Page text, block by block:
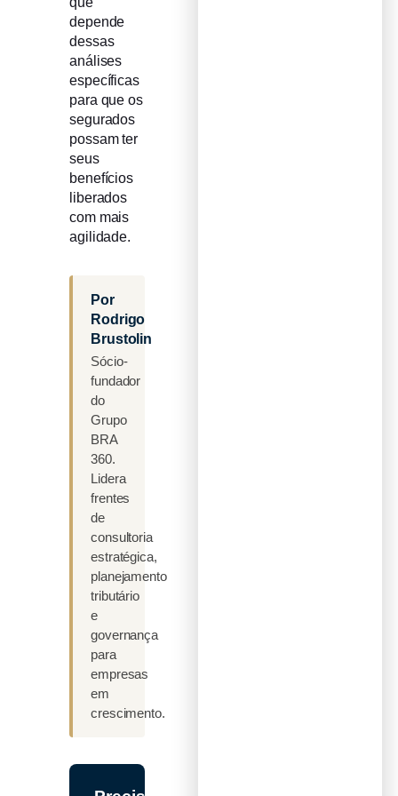
depende
dessas
análises
específicas
para que os
segurados
possam ter
seus
benefícios
liberados
com mais
agilidade.
Por
Rodrigo
Brustolin
Sócio-
fundador
do
Grupo
BRA
360.
Lidera
frentes
de
consultoria
estratégica,
planejamento
tributário
e
governança
para
empresas
em
crescimento.